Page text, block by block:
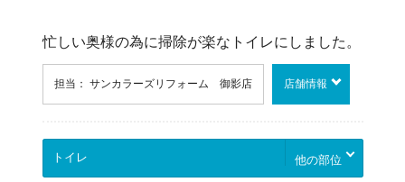
忙しい奥様の為に掃除が楽なトイレにしました。
担当： サンカラーズリフォーム 御影店 店舗情報
他の部位